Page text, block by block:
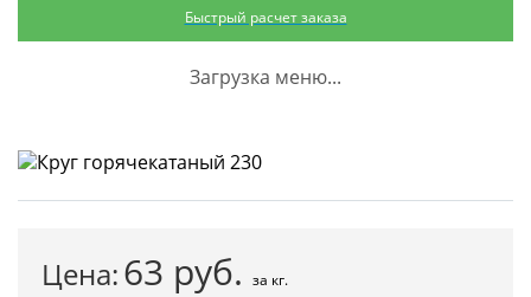
Быстрый расчет заказа
Загрузка меню...
Каталог металлопроката Черный металлопрокат
Цена:63 руб. за кг.